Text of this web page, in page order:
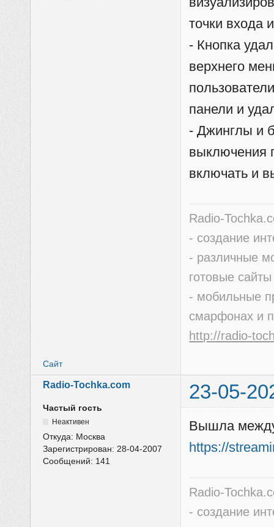
точки входа
- Кнопка
верхнего
панели и
- Джинглы и
выключения
включать и
Radio-
- создание
- различные
готовые
- мобильные
смарфонах и
http://radio-
Сайт
Radio-Tochka.com 23-05-
Частый гость
Неактивен
Откуда: Москва
Зарегистрирован:28-04-2007
Сообщений: 141
Вышла
https://
Radio-
- создание